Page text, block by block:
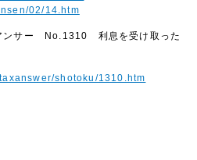
02/14.htm
ンサー No.1310 利息を受け取った
shotoku/1310.htm